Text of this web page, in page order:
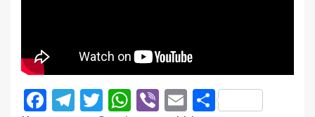
Facebook
Telegram
Twitter
WhatsApp
ViberEmail